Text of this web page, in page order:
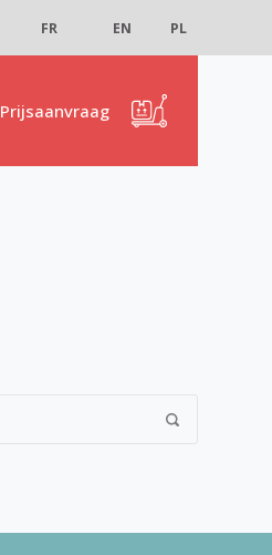
FR EN PL
Prijsaanvraag